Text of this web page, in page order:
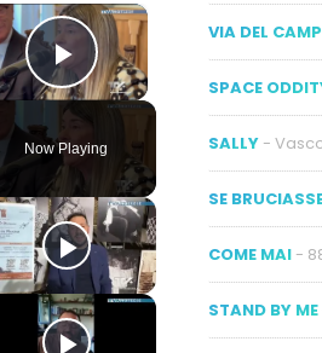
×
Play Video
Now Playing
VIA DEL
SPACE
SALLY -
SE
COME MAI -
STAND BY ME